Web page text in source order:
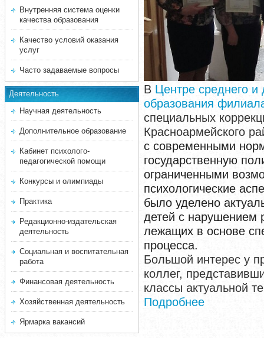
Внутренняя система оценки
качества образования
Качество условий оказания
услуг
Часто задаваемые вопросы
Деятельность
Научная деятельность
Дополнительное образование
Кабинет психолого-
педагогической помощи
Конкурсы и олимпиады
Практика
Редакционно-издательская
деятельность
Социальная и воспитательная
работа
Финансовая деятельность
Хозяйственная деятельность
Ярмарка вакансий
В Центре среднего и
образования
специальных
Красноармейского
с современными
государственную
ограниченными
психологические
было уделено
детей с нарушением
лежащих в основе
процесса.
Большой интерес у
коллег,
классы актуальной
Подробнее